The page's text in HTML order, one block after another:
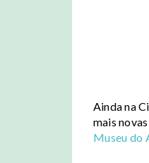
Ainda na
mais
Museu do